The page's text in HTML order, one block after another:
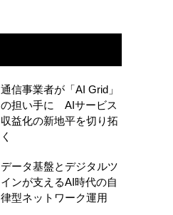
通信事業者が「AI Grid」
の担い手に AIサービス
収益化の新地平を切り拓
く
データ基盤とデジタルツ
インが支えるAI時代の自
律型ネットワーク運用